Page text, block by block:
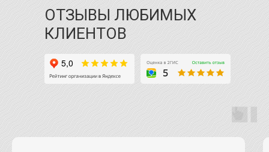
ОТЗЫВЫ ЛЮБИМЫХ
КЛИЕНТОВ